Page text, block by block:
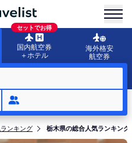
セットでお得
国内航空券
＋ホテル
海外格安
航空券
ンキング 栃木県の総合人気ランキング